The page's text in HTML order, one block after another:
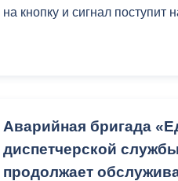
на кнопку и сигнал поступит
Аварийная бригада
диспетчерской
продолжает